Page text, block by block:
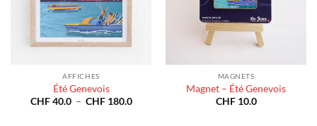
AFFICHES
Été Genevois
CHF40.0 – CHF180.0Plage
MAGNETS
Magnet – Été Genevois
CHF10.0